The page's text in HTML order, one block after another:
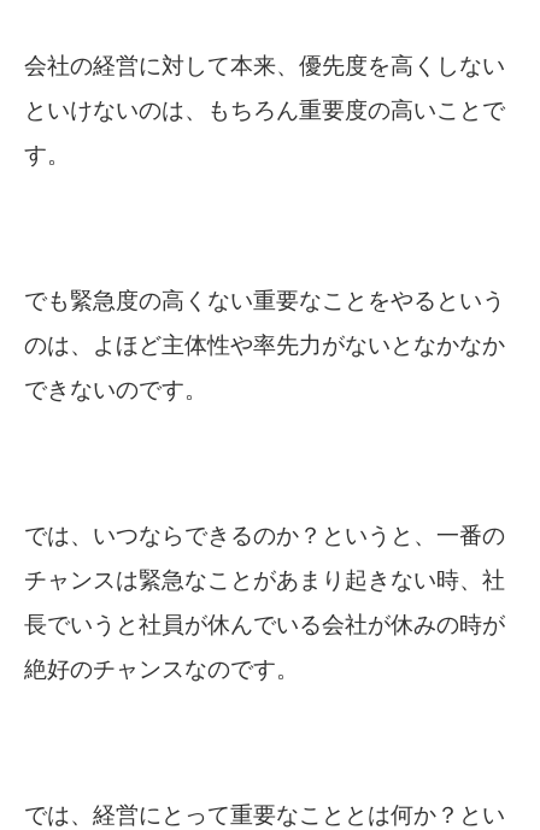
会社の経営に対して本来、優先度を高くしない
といけないのは、もちろん重要度の高いことで
す。
でも緊急度の高くない重要なことをやるという
のは、よほど主体性や率先力がないとなかなか
できないのです。
では、いつならできるのか？というと、一番の
チャンスは緊急なことがあまり起きない時、社
長でいうと社員が休んでいる会社が休みの時が
絶好のチャンスなのです。
では、経営にとって重要なこととは何か？とい